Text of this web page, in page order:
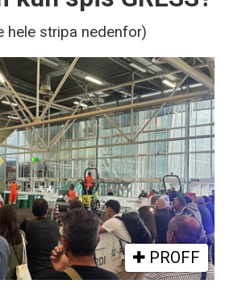
hele stripa nedenfor)
PROFF